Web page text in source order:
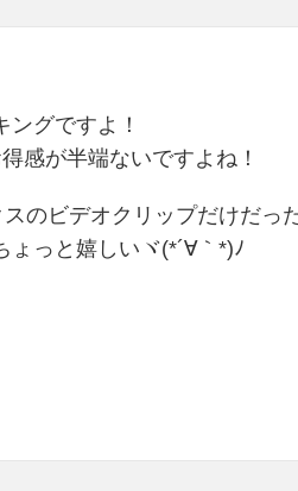
ングですよ！
感が半端ないですよね！
のビデオクリップだけだっ
ょっと嬉しいヾ(*´∀｀*)ﾉ